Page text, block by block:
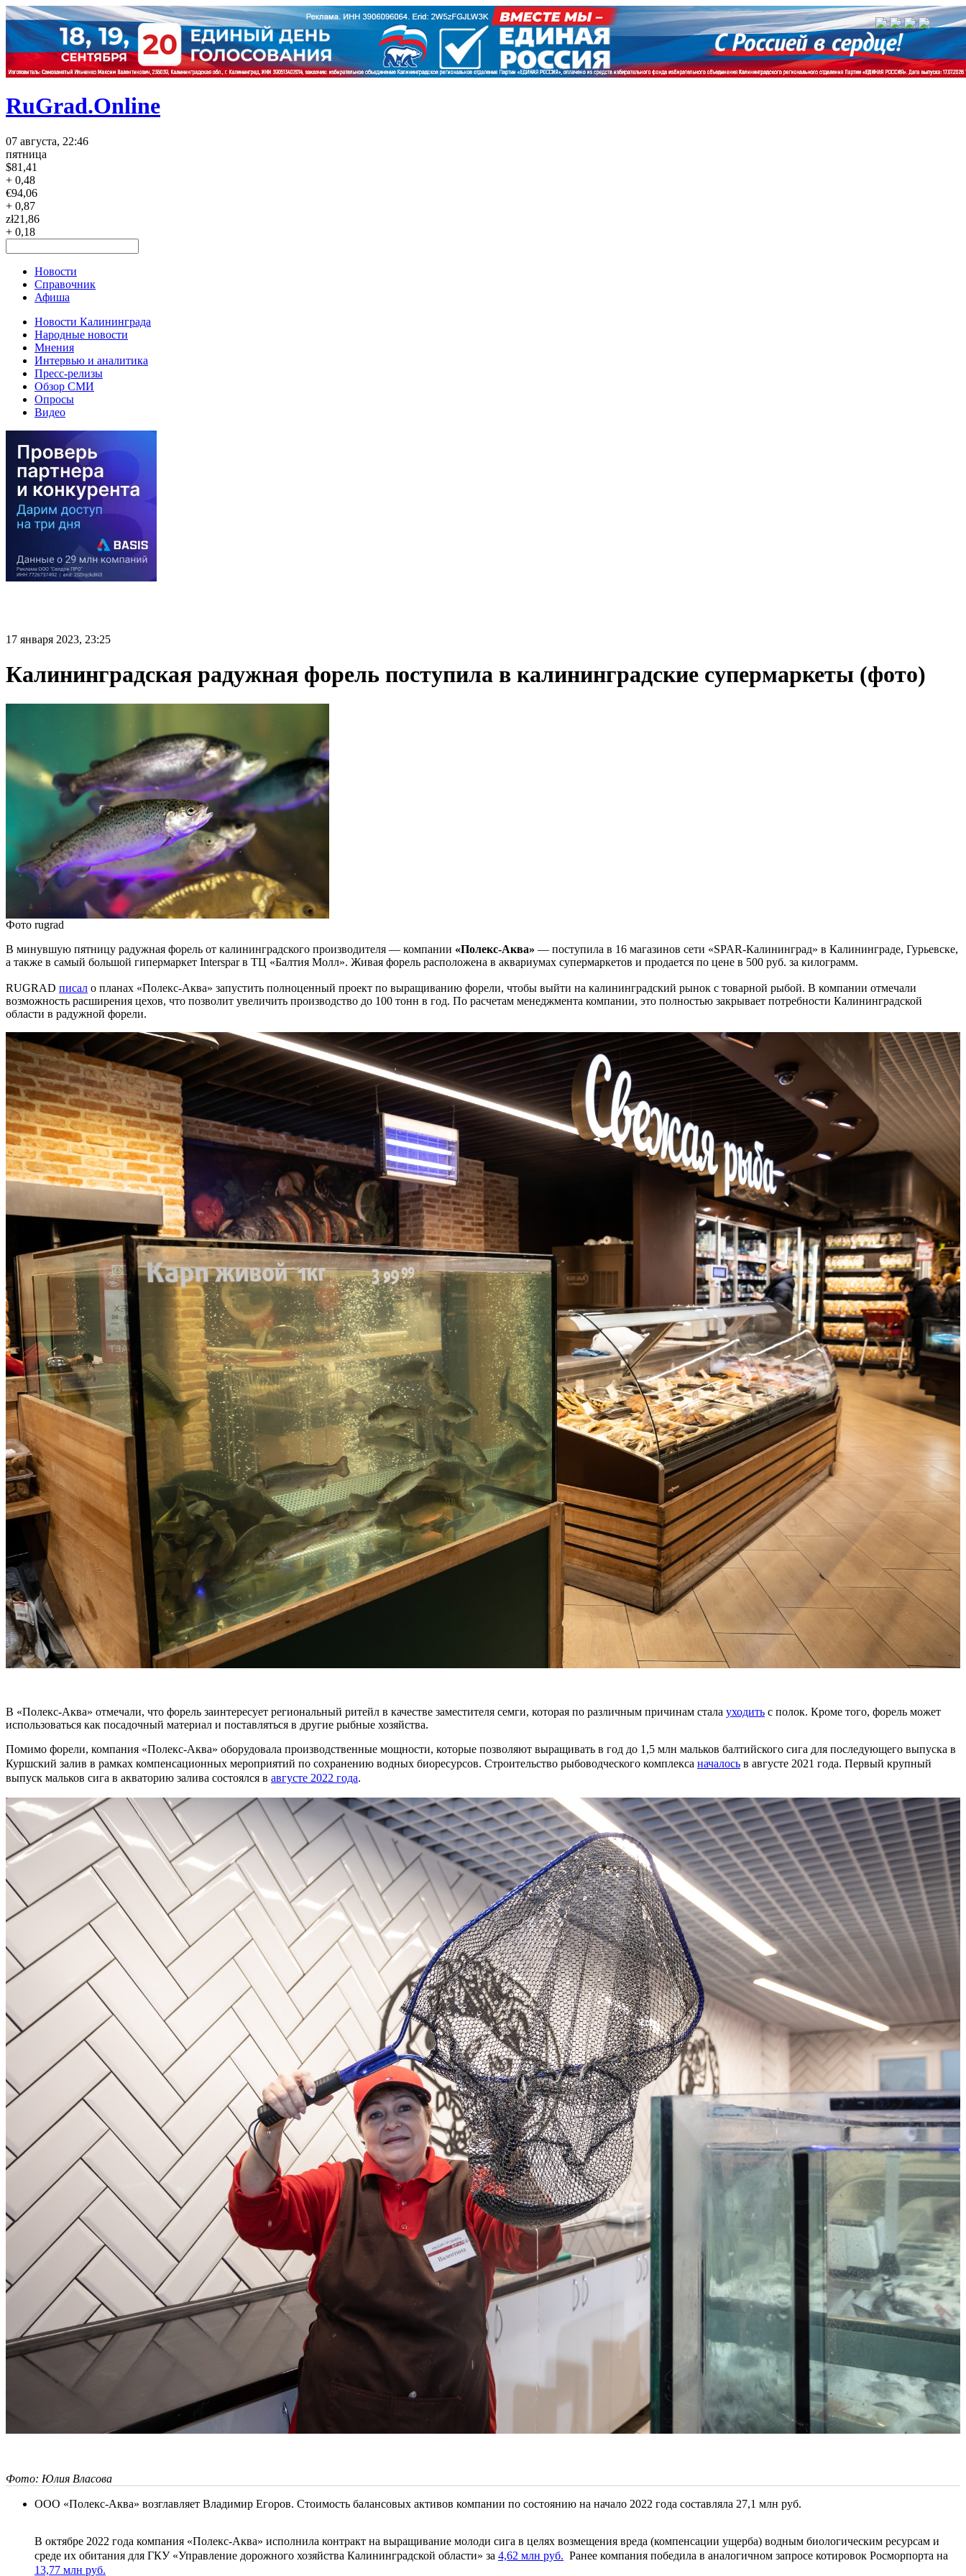
RuGrad.Online
07 августа, 22:46
пятница
$81,41
+ 0,48
€94,06
+ 0,87
zł21,86
+ 0,18
Новости
Справочник
Афиша
Новости Калининграда
Народные новости
Мнения
Интервью и аналитика
Пресс-релизы
Обзор СМИ
Опросы
Видео
17 января 2023, 23:25
Калининградская радужная форель поступила в калининградские супермаркеты (фото)
Фото rugrad
В минувшую пятницу радужная форель от калининградского производителя — компании «Полекс-Аква» — поступила в 16 магазинов сети «SPAR-Калининград» в Калининграде, Гурьевске,
а также в самый большой гипермаркет Interspar в ТЦ «Балтия Молл». Живая форель расположена в аквариумах супермаркетов и продается по цене в 500 руб. за килограмм.
RUGRAD писал о планах «Полекс-Аква» запустить полноценный проект по выращиванию форели, чтобы выйти на калининградский рынок с товарной рыбой. В компании отмечали
возможность расширения цехов, что позволит увеличить производство до 100 тонн в год. По расчетам менеджмента компании, это полностью закрывает потребности Калининградской
области в радужной форели.
В «Полекс-Аква» отмечали, что форель заинтересует региональный ритейл в качестве заместителя семги, которая по различным причинам стала уходить с полок. Кроме того, форель может
использоваться как посадочный материал и поставляться в другие рыбные хозяйства.
Помимо форели, компания «Полекс-Аква» оборудовала производственные мощности, которые позволяют выращивать в год до 1,5 млн мальков балтийского сига для последующего выпуска в
Куршский залив в рамках компенсационных мероприятий по сохранению водных биоресурсов. Строительство рыбоводческого комплекса началось в августе 2021 года. Первый крупный
выпуск мальков сига в акваторию залива состоялся в августе 2022 года.
Фото: Юлия Власова
ООО «Полекс-Аква» возглавляет Владимир Егоров. Стоимость балансовых активов компании по состоянию на начало 2022 года составляла 27,1 млн руб.
В октябре 2022 года компания «Полекс-Аква» исполнила контракт на выращивание молоди сига в целях возмещения вреда (компенсации ущерба) водным биологическим ресурсам и
среде их обитания для ГКУ «Управление дорожного хозяйства Калининградской области» за 4,62 млн руб. Ранее компания победила в аналогичном запросе котировок Росморпорта на
13,77 млн руб.